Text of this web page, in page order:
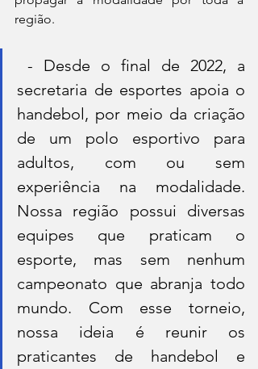
região.
secretaria de esportes apoia o
handebol, por meio da criação
de um polo esportivo para
adultos, com ou sem
experiência na modalidade.
Nossa região possui diversas
equipes que praticam o
esporte, mas sem nenhum
campeonato que abranja todo
mundo. Com esse torneio,
nossa ideia é reunir os
praticantes de handebol e